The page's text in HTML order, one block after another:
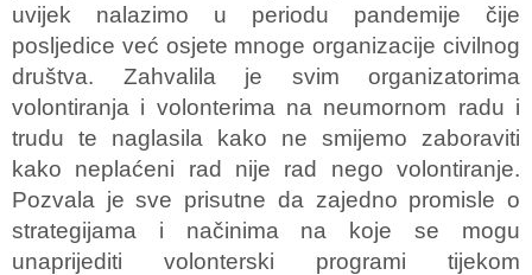
uvijek nalazimo u periodu pandemije čije
posljedice već osjete mnoge organizacije civilnog
društva. Zahvalila je svim organizatorima
volontiranja i volonterima na neumornom radu i
trudu te naglasila kako ne smijemo zaboraviti
kako neplaćeni rad nije rad nego volontiranje.
Pozvala je sve prisutne da zajedno promisle o
strategijama i načinima na koje se mogu
unaprijediti volonterski programi tijekom